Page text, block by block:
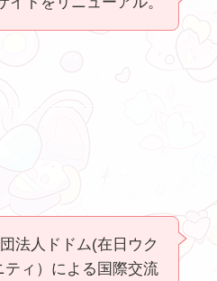
法人ドドム(在日ウク
ィ）による国際交流